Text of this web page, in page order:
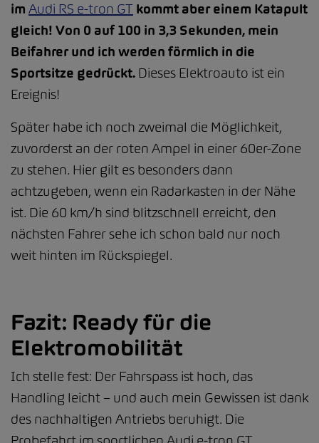
im Audi RS e-tron GT kommt aber einem Katapult
gleich! Von 0 auf 100 in 3,3 Sekunden, mein
Beifahrer und ich werden förmlich in die
Sportsitze gedrückt. Dieses Elektroauto ist ein
Ereignis!
Später habe ich noch zweimal die Möglichkeit,
zuvorderst an der roten Ampel in einer 60er-Zone
zu stehen. Hier gilt es besonders dann
achtzugeben, wenn ein Radarkasten in der Nähe
ist. Die 60 km/h sind blitzschnell erreicht, den
nächsten Fahrer sehe ich schon bald nur noch
weit hinten im Rückspiegel.
Fazit: Ready für die
Elektromobilität
Ich stelle fest: Der Fahrspass ist hoch, das
Handling leicht – und auch mein Gewissen ist dank
des nachhaltigen Antriebs beruhigt. Die